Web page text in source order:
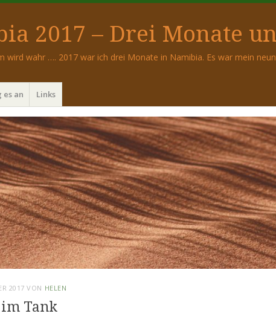
2017 – Drei Monate
wird wahr …. 2017 war ich drei Monate in Namibia. Es war mein
es an Links
2017 VON HELEN
Tank